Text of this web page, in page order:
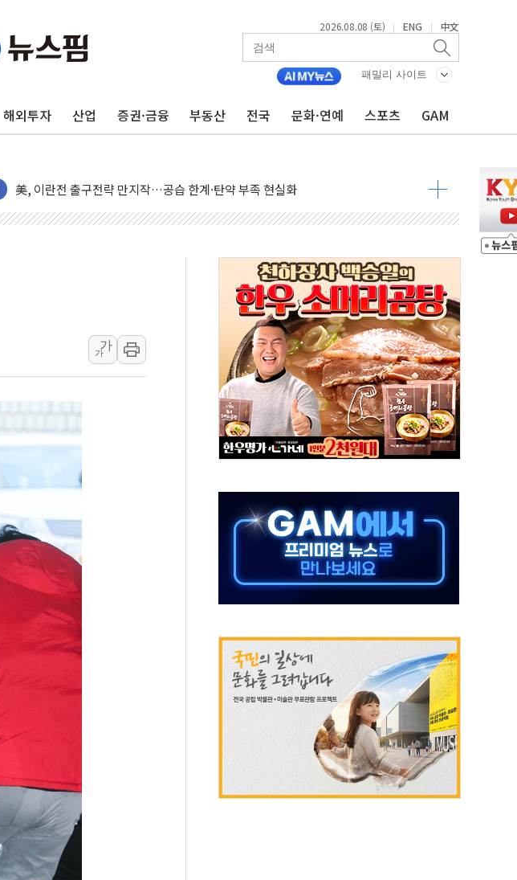
2026.08.08 (토) | ENG | 中文
패밀리 사이트
해외투자 산업 증권·금융 부동산 전국 문화·연예 스포츠 GAM
[종합] 김민석, 정청래에 '0.86%p' 차 재역전 성공...金 45.42% vs 鄭 44.56%
인천 합동연설회 나선 송영길·정청래·김민석 당대표 후보
[속보] 민주, 제주·인천 경선 결과 발표...김민석 47.75% 정청래 42.08%
[속보] 민주, 인천 경선 결과 발표...김민석 45.09% 정청래 43.27% 송영길 11.63%
[속보] 민주, 제주 경선 결과 발표...김민석 52.64% 정청래 39.89% 송영길 7.47%
이번주 국내 주요 금융일정(8.10~8.14)
美, 이란전 출구전략 만지작…공습 한계·탄약 부족 현실화
강릉·동해·삼척 시간당 최대 50㎜ 폭우…강원 동해안 강한 비 이어져
폐기물 수거하다 참변…60대 환경미화원 수거차에 치여 사망
서울 중랑구 주택가서 흉기 난동…60대 남성 2명 숨져
李대통령 "결혼 때문에 손해 보는 일 없게"…'결혼 페널티' 22개 과제 손본다
추미애, '위안부' 피해자 기림의 날 참석..."국제적 시민 연대로 목소리 내야"
인천 선재도 갯벌서 해루질 중 실종 60대 나흘만에 숨진 채 발견
인천서 말다툼 중 어머니 흉기 살해 10대 아들 체포
'화합' 꺼낸 김민석에 '뻔뻔' 받아친 정청래…제주 연설서 신경전 고조
李대통령, ISA 개편 재검토 지시…與 "적극 환영"·野 "졸속 국정"
가
가